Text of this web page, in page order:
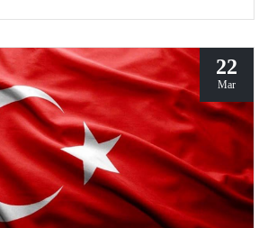
şehir yaşamı ile entegrasyonunu
22
Mar